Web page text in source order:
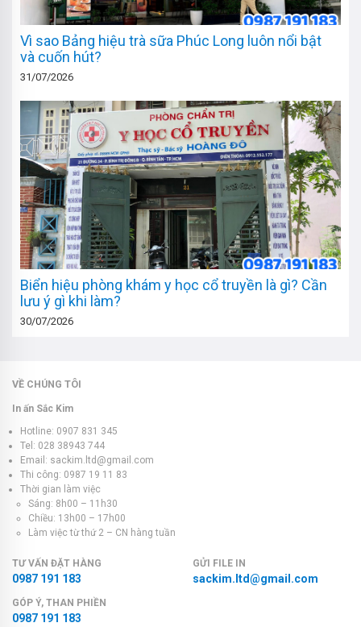
Vì sao Bảng hiệu trà sữa Phúc Long luôn nổi bật
và cuốn hút?
31/07/2026
Biển hiệu phòng khám y học cổ truyền là gì? Cần
lưu ý gì khi làm?
30/07/2026
VỀ CHÚNG TÔI
In ấn Sắc Kim
Hotline: 0907 831 345
Tel: 028 38943 744
Email: sackim.ltd@gmail.com
Thi công: 0987 19 11 83
Thời gian làm việc
Sáng: 8h00 – 11h30
Chiều: 13h00 – 17h00
Làm việc từ thứ 2 – CN hàng tuần
TƯ VẤN ĐẶT HÀNG
0987 191 183
GỬI FILE IN
sackim.ltd@gmail.com
GÓP Ý, THAN PHIỀN
0987 191 183